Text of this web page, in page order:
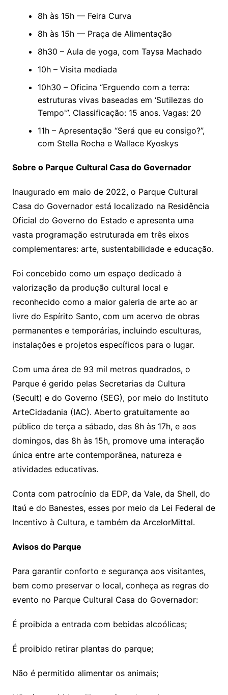
8h às 15h — Feira Curva
8h às 15h — Praça de Alimentação
8h30 – Aula de yoga, com Taysa Machado
10h – Visita mediada
10h30 – Oficina “Erguendo com a terra:
estruturas vivas baseadas em ‘Sutilezas do
Tempo'”. Classificação: 15 anos. Vagas: 20
11h – Apresentação “Será que eu consigo?”,
com Stella Rocha e Wallace Kyoskys
Sobre o Parque Cultural Casa do Governador
Inaugurado em maio de 2022, o Parque Cultural
Casa do Governador está localizado na Residência
Oficial do Governo do Estado e apresenta uma
vasta programação estruturada em três eixos
complementares: arte, sustentabilidade e educação.
Foi concebido como um espaço dedicado à
valorização da produção cultural local e
reconhecido como a maior galeria de arte ao ar
livre do Espírito Santo, com um acervo de obras
permanentes e temporárias, incluindo esculturas,
instalações e projetos específicos para o lugar.
Com uma área de 93 mil metros quadrados, o
Parque é gerido pelas Secretarias da Cultura
(Secult) e do Governo (SEG), por meio do Instituto
ArteCidadania (IAC). Aberto gratuitamente ao
público de terça a sábado, das 8h às 17h, e aos
domingos, das 8h às 15h, promove uma interação
única entre arte contemporânea, natureza e
atividades educativas.
Conta com patrocínio da EDP, da Vale, da Shell, do
Itaú e do Banestes, esses por meio da Lei Federal de
Incentivo à Cultura, e também da ArcelorMittal.
Avisos do Parque
Para garantir conforto e segurança aos visitantes,
bem como preservar o local, conheça as regras do
evento no Parque Cultural Casa do Governador:
É proibida a entrada com bebidas alcoólicas;
É proibido retirar plantas do parque;
Não é permitido alimentar os animais;